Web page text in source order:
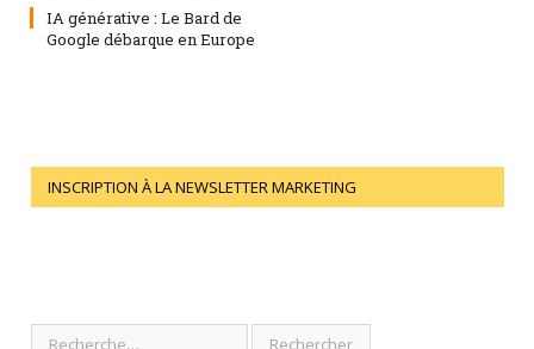
IA générative : Le Bard de
Google débarque en Europe
INSCRIPTION À LA NEWSLETTER MARKETING